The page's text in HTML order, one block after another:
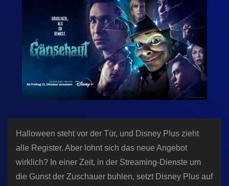
Halloween steht vor der Tür, und Disney Plus zieht
alle Register. Aber lohnt sich das neue Angebot
wirklich? In einer Zeit, in der Streaming-Dienste um
die Gunst der Zuschauer buhlen, setzt Disney Plus auf